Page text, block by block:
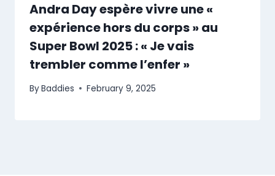
Andra Day espère vivre une «
expérience hors du corps » au
Super Bowl 2025 : « Je vais
trembler comme l’enfer »
ByBaddies February 9, 2025